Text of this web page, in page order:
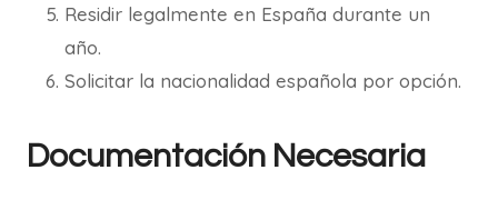
Residir legalmente en España durante un
año.
Solicitar la nacionalidad española por opción.
Documentación Necesaria